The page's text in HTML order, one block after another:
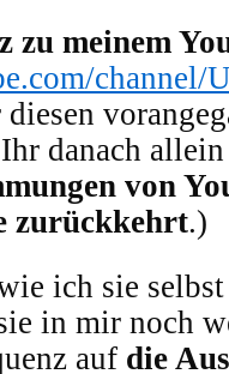
zu meinem
channel/
danach
von
zurückkehrt.)
ich sie
in mir noch
auf die